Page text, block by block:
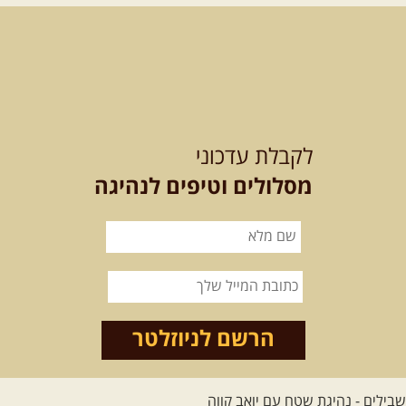
למגוון רכבי שטח
בחרנו לילה מיוחד לטיול מיוחד!
השמיים יהיו נקיים, הכוכבים ...
שישי- מעיינות
ואתגרים בצפון הרמה
מסלול חדש בצפון רמת הגולן בהובלת
מדריך תושב האזור. המסלול ...
לקבלת עדכוני
מסלולים וטיפים לנהיגה
הרשם לניוזלטר